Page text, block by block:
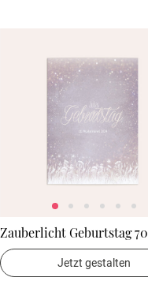
Zauberlicht Geburtstag 70
Jetzt gestalten